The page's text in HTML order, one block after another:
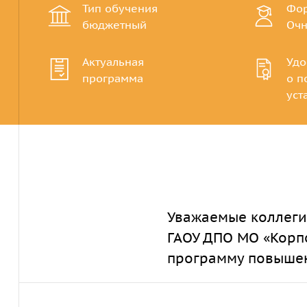
Тип обучения
бюджетный
Актуальная
программа
о
Уважаемые
ГАОУ ДПО МО
программу